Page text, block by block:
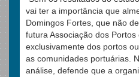
vai ter a importância que
Domingos Fortes, que não
futura Associação dos
exclusivamente dos portos
as comunidades portuárias.
análise, defende que a